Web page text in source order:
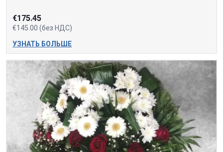
€175.45
€145.00 (без НДС)
УЗНАТЬ БОЛЬШЕ